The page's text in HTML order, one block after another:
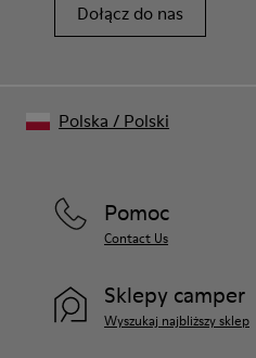
Dołącz do nas
Pomoc
Contact Us
Sklepy camper
Wyszukaj najbliższy sklep
Polska / Polski